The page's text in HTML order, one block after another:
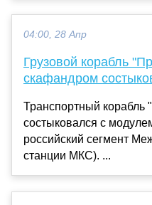
04:00, 28 Апр
Грузовой корабль
скафандром
Транспортный
состыковался с
российский сегмент
станции МКС). ...